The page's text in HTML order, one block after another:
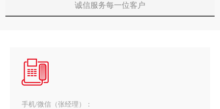
诚信服务每一位客户
手机/微信（张经理）：